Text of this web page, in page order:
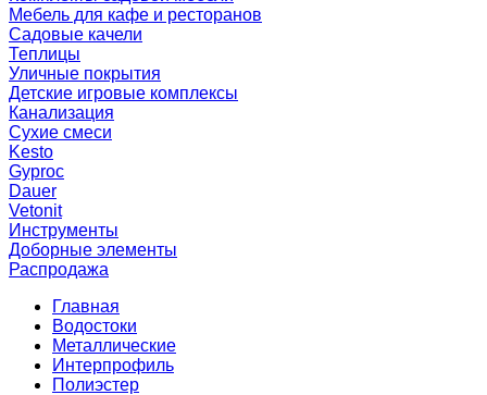
Мебель для кафе и ресторанов
Садовые качели
Теплицы
Уличные покрытия
Детские игровые комплексы
Канализация
Сухие смеси
Kesto
Gyproc
Dauer
Vetonit
Инструменты
Доборные элементы
Распродажа
Главная
Водостоки
Металлические
Интерпрофиль
Полиэстер